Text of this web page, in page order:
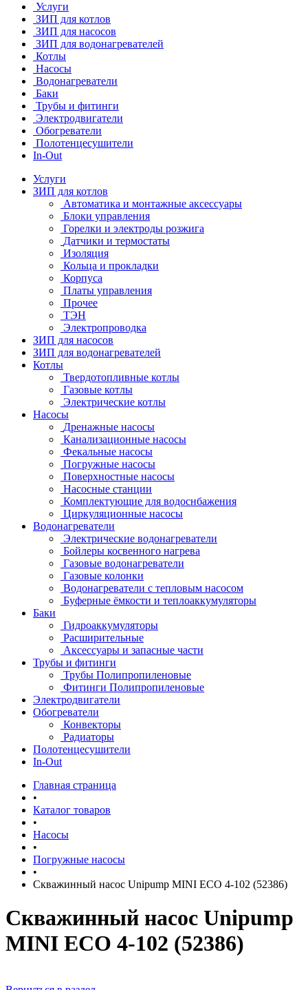
Услуги
ЗИП для котлов
ЗИП для насосов
ЗИП для водонагревателей
Котлы
Насосы
Водонагреватели
Баки
Трубы и фитинги
Электродвигатели
Обогреватели
Полотенцесушители
In-Out
Услуги
ЗИП для котлов
Автоматика и монтажные аксессуары
Блоки управления
Горелки и электроды розжига
Датчики и термостаты
Изоляция
Кольца и прокладки
Корпуса
Платы управления
Прочее
ТЭН
Электропроводка
ЗИП для насосов
ЗИП для водонагревателей
Котлы
Твердотопливные котлы
Газовые котлы
Электрические котлы
Насосы
Дренажные насосы
Канализационные насосы
Фекальные насосы
Погружные насосы
Поверхностные насосы
Насосные станции
Комплектующие для водоснбажения
Циркуляционные насосы
Водонагреватели
Электрические водонагреватели
Бойлеры косвенного нагрева
Газовые водонагреватели
Газовые колонки
Водонагреватели с тепловым насосом
Буферные ёмкости и теплоаккумуляторы
Баки
Гидроаккумуляторы
Расширительные
Аксессуары и запасные части
Трубы и фитинги
Трубы Полипропиленовые
Фитинги Полипропиленовые
Электродвигатели
Обогреватели
Конвекторы
Радиаторы
Полотенцесушители
In-Out
Главная страница
•
Каталог товаров
•
Насосы
•
Погружные насосы
•
Скважинный насос Unipump MINI ECO 4-102 (52386)
Скважинный насос Unipump
MINI ECO 4-102 (52386)